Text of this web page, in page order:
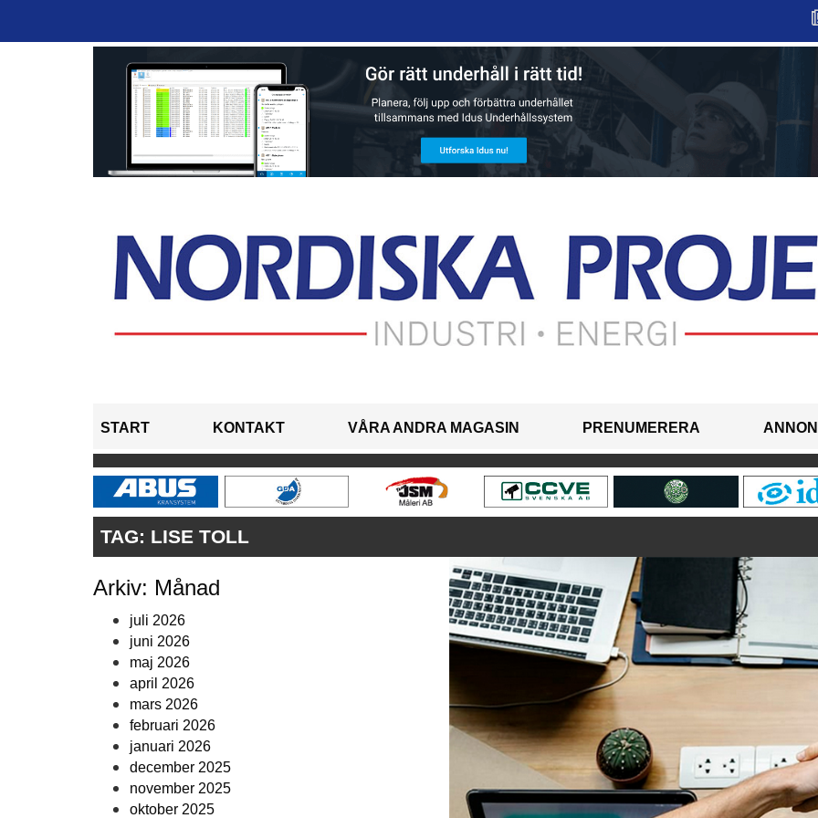
START KONTAKT VÅRA ANDRA MAGASIN PRENUMERERA
TAG: LISE TOLL
Arkiv: Månad
juli 2026
juni 2026
maj 2026
april 2026
mars 2026
februari 2026
januari 2026
december 2025
november 2025
oktober 2025